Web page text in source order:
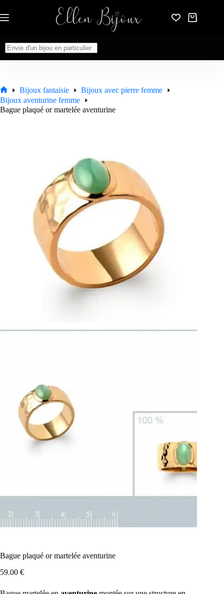
au
contenu
Panier
Accueil
Bijoux fantaisie
Bijoux avec pierre femme
Bijoux aventurine femme
Bague plaqué or martelée aventurine
Bague plaqué or martelée aventurine
59.00 €